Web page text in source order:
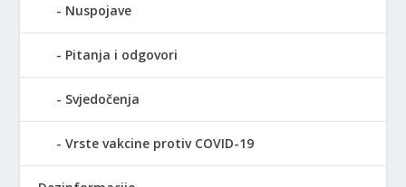
Nuspojave
Pitanja i odgovori
Svjedočenja
Vrste vakcine protiv COVID-19